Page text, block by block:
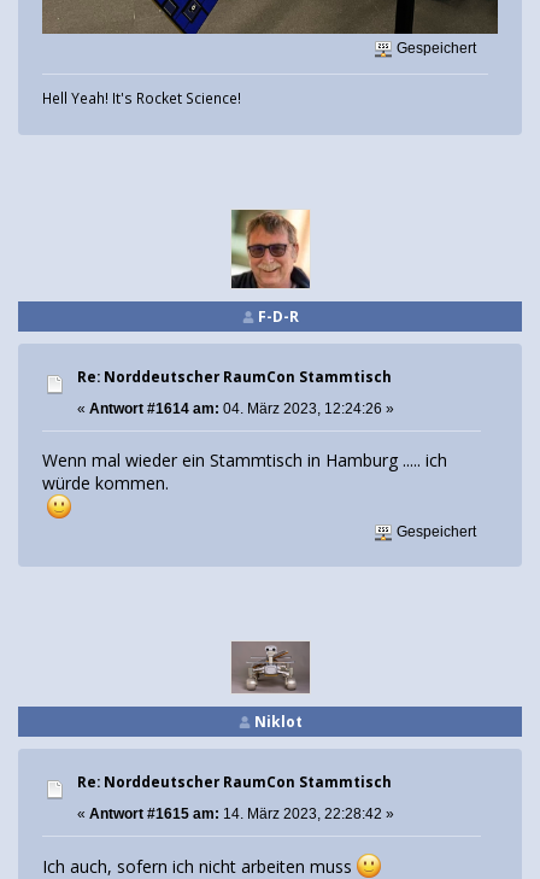
Gespeichert
Hell Yeah! It's Rocket Science!
F-D-R
Re: Norddeutscher RaumCon Stammtisch
« Antwort #1614 am: 04. März 2023, 12:24:26 »
Wenn mal wieder ein Stammtisch in Hamburg ..... ich
würde kommen.
Gespeichert
Niklot
Re: Norddeutscher RaumCon Stammtisch
« Antwort #1615 am: 14. März 2023, 22:28:42 »
Ich auch, sofern ich nicht arbeiten muss